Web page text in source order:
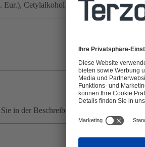
Cetylalkohol (Ph. Eur.),
in der Beschreibung